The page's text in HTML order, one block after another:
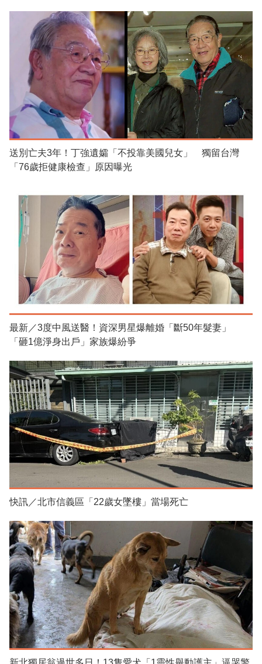
送別亡夫3年！丁強遺孀「不投靠美國兒女」 獨留台灣
「76歲拒健康檢查」原因曝光
最新／3度中風送醫！資深男星爆離婚「斷50年髮妻」
「砸1億淨身出戶」家族爆紛爭
快訊／北市信義區「22歲女墜樓」當場死亡